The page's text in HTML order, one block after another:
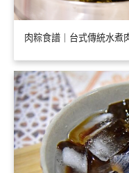
肉粽食譜｜台式傳統水煮